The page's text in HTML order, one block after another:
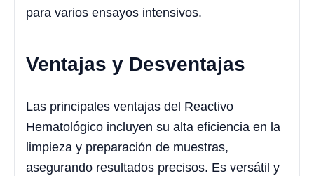
para varios ensayos intensivos.
Ventajas y Desventajas
Las principales ventajas del Reactivo
Hematológico incluyen su alta eficiencia en la
limpieza y preparación de muestras,
asegurando resultados precisos. Es versátil y